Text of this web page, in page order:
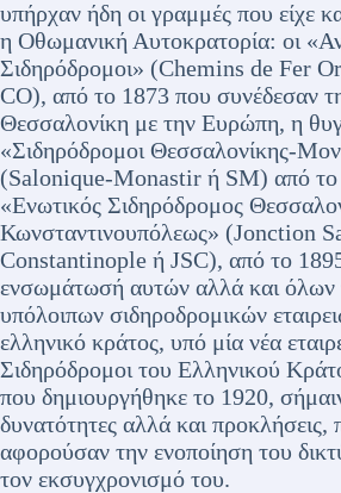
υπήρχαν ήδη οι γραμμές που είχε
η Οθωμανική Αυτοκρατορία: οι
Σιδηρόδρομοι» (Chemins de Fer
CO), από το 1873 που συνέδεσαν
Θεσσαλονίκη με την Ευρώπη, η
«Σιδηρόδρομοι Θεσσαλονίκης-
(Salonique-Monastir ή SM) από το
«Ενωτικός Σιδηρόδρομος
Κωνσταντινουπόλεως» (Jonction
Constantinople ή JSC), από το
ενσωμάτωσή αυτών αλλά και όλων
υπόλοιπων σιδηροδρομικών
ελληνικό κράτος, υπό μία νέα
Σιδηρόδρομοι του Ελληνικού
που δημιουργήθηκε το 1920,
δυνατότητες αλλά και προκλήσεις,
αφορούσαν την ενοποίηση του
τον εκσυγχρονισμό του.